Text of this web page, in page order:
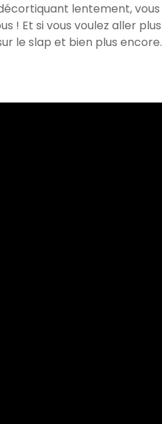
lentement,
! Et si vous voulez aller
le slap et bien plus encore.